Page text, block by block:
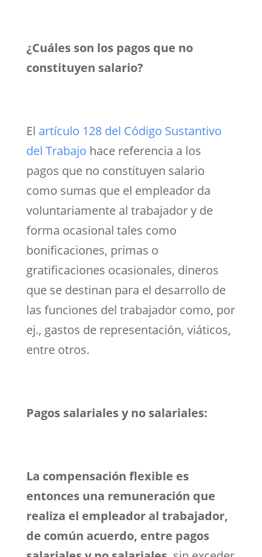
¿Cuáles son los pagos que no
constituyen salario?
El artículo 128 del Código Sustantivo
del Trabajo hace referencia a los
pagos que no constituyen salario
como sumas que el empleador da
voluntariamente al trabajador y de
forma ocasional tales como
bonificaciones, primas o
gratificaciones ocasionales, dineros
que se destinan para el desarrollo de
las funciones del trabajador como, por
ej., gastos de representación, viáticos,
entre otros.
Pagos salariales y no salariales:
La compensación flexible es
entonces una remuneración que
realiza el empleador al trabajador,
de común acuerdo, entre pagos